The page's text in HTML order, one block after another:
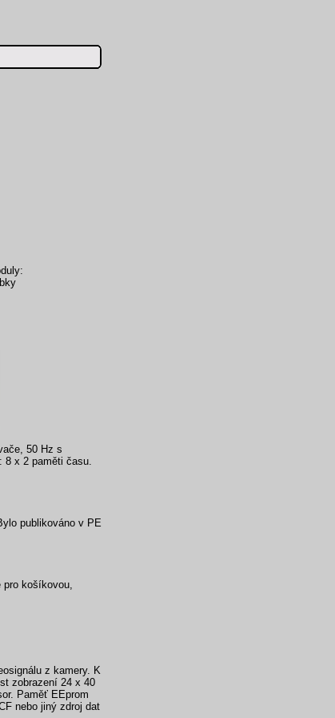
50 Hz s
8 x 2 paměti času.
publikováno v PE
pro košíkovou,
z kamery. K
zobrazení 24 x 40
Paměť EEprom
nebo jiný zdroj dat